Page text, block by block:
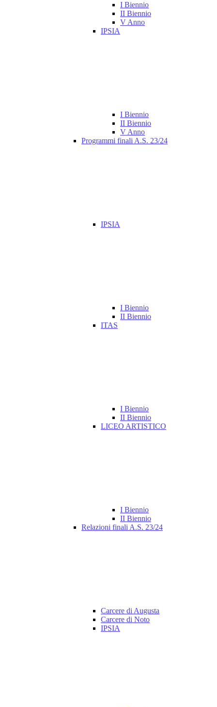
I Biennio
II Biennio
V Anno
IPSIA
I Biennio
II Biennio
V Anno
Programmi finali A.S. 23/24
IPSIA
I Biennio
II Biennio
ITAS
I Biennio
II Biennio
LICEO ARTISTICO
I Biennio
II Biennio
Relazioni finali A.S. 23/24
Carcere di Augusta
Carcere di Noto
IPSIA